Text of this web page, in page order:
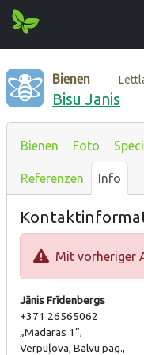
Bienen
Bisu Janis
Bienen Foto
Referenzen Info
Mit vorheriger
Jānis Frīdenbergs
+371 26565062
„Madaras 1”,
Verpuļova, Balvu pag.,